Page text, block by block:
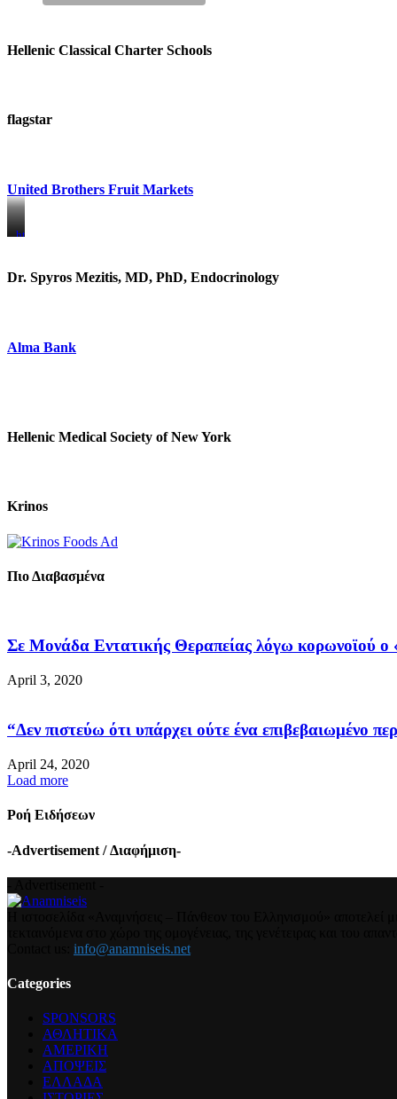
Hellenic Classical Charter Schools
flagstar
United Brothers Fruit Markets
https://www.unitedbrothersfruitmarkets.com/
https://www.unitedbrothersfruitmarkets.com/
Dr. Spyros Mezitis, MD, PhD, Endocrinology
Alma Bank
Hellenic Medical Society of New York
Krinos
Πιο Διαβασμένα
Σε Μονάδα Εντατικής Θεραπείας λόγω κορωνοϊού ο
April 3, 2020
“Δεν πιστεύω ότι υπάρχει ούτε ένα επιβεβαιωμένο
April 24, 2020
Load more
Ροή Ειδήσεων
-Advertisement / Διαφήμιση-
info@anamniseis.net
Categories
SPONSORS
ΑΘΛΗΤΙΚΑ
ΑΜΕΡΙΚΗ
ΑΠΟΨΕΙΣ
ΕΛΛΑΔΑ